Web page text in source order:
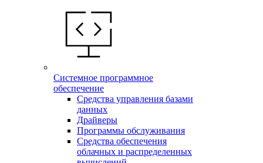
Системное программное
обеспечение
Средства управления базами
данных
Драйверы
Программы обслуживания
Средства обеспечения
облачных и распределенных